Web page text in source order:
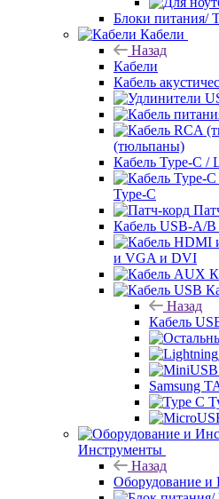
Блоки питания/
Кабели
Назад
Кабели
Кабель
(тюльпаны)
Кабель Type-C /
Type-C
Кабель USB-A/B
и VGA и DVI
Назад
Кабель
Samsung
Инструменты
Назад
Оборудование и